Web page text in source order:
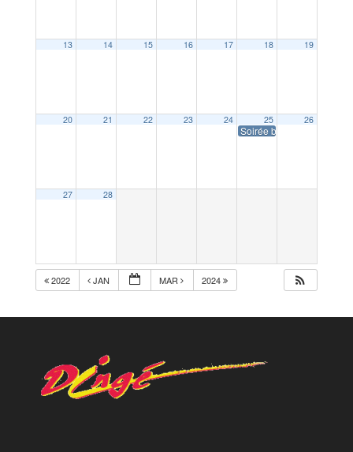
13 14 15 16 17 18 19
20 21 22 23 24 25
Soirée bretonne APEL
26
27 28
2022 JAN MAR 2024